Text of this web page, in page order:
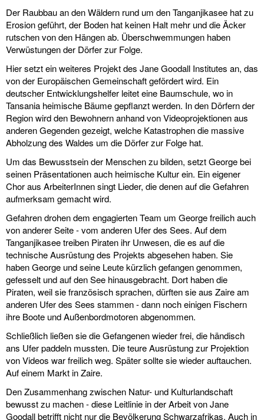
Der Raubbau an den Wäldern rund um den Tanganjikasee hat zu
Erosion geführt, der Boden hat keinen Halt mehr und die Äcker
rutschen von den Hängen ab. Überschwemmungen haben
Verwüstungen der Dörfer zur Folge.
Hier setzt ein weiteres Projekt des Jane Goodall Institutes an, das
von der Europäischen Gemeinschaft gefördert wird. Ein
deutscher Entwicklungshelfer leitet eine Baumschule, wo in
Tansania heimische Bäume gepflanzt werden. In den Dörfern der
Region wird den Bewohnern anhand von Videoprojektionen aus
anderen Gegenden gezeigt, welche Katastrophen die massive
Abholzung des Waldes um die Dörfer zur Folge hat.
Um das Bewusstsein der Menschen zu bilden, setzt George bei
seinen Präsentationen auch heimische Kultur ein. Ein eigener
Chor aus ArbeiterInnen singt Lieder, die denen auf die Gefahren
aufmerksam gemacht wird.
Gefahren drohen dem engagierten Team um George freilich auch
von anderer Seite - vom anderen Ufer des Sees. Auf dem
Tanganjikasee treiben Piraten ihr Unwesen, die es auf die
technische Ausrüstung des Projekts abgesehen haben. Sie
haben George und seine Leute kürzlich gefangen genommen,
gefesselt und auf den See hinausgebracht. Dort haben die
Piraten, weil sie französisch sprachen, dürften sie aus Zaire am
anderen Ufer des Sees stammen - dann noch einigen Fischern
ihre Boote und Außenbordmotoren abgenommen.
Schließlich ließen sie die Gefangenen wieder frei, die händisch
ans Ufer paddeln mussten. Die teure Ausrüstung zur Projektion
von Videos war freilich weg. Später sollte sie wieder auftauchen.
Auf einem Markt in Zaire.
Den Zusammenhang zwischen Natur- und Kulturlandschaft
bewusst zu machen - diese Leitlinie in der Arbeit von Jane
Goodall betrifft nicht nur die Bevölkerung Schwarzafrikas. Auch in